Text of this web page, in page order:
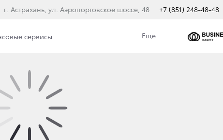
г. Астрахань, ул. Аэропортовское шоссе, 48 +7 (851) 248-48-48
сервисы Еще
В СИЛОВОМ ЭКСТРИМЕ